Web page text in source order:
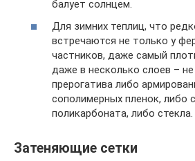
балует солнцем.
Для зимних теплиц, что
встречаются не только у
частников, даже самый
даже в несколько слоев –
прерогатива либо
сополимерных пленок, либо
поликарбоната, либо стекла.
Затеняющие сетки